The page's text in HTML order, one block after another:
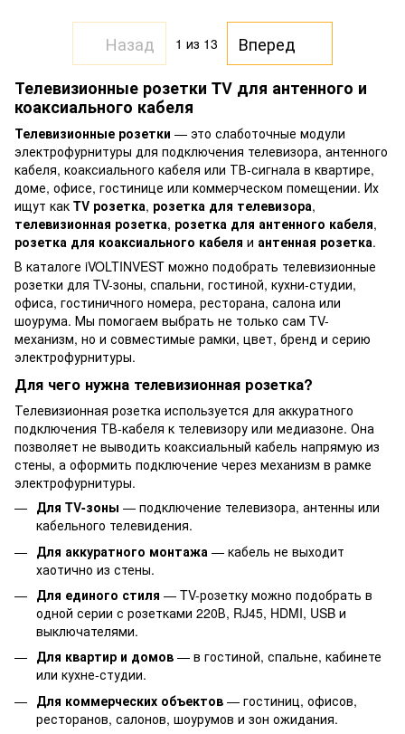
Назад 1 из 13
Вперед
Телевизионные розетки TV для антенного и
коаксиального кабеля
Телевизионные розетки — это слаботочные модули
электрофурнитуры для подключения телевизора, антенного
кабеля, коаксиального кабеля или ТВ-сигнала в квартире,
доме, офисе, гостинице или коммерческом помещении. Их
ищут как TV розетка, розетка для телевизора,
телевизионная розетка, розетка для антенного кабеля,
розетка для коаксиального кабеля и антенная розетка.
В каталоге iVOLTINVEST можно подобрать телевизионные
розетки для TV-зоны, спальни, гостиной, кухни-студии,
офиса, гостиничного номера, ресторана, салона или
шоурума. Мы помогаем выбрать не только сам TV-
механизм, но и совместимые рамки, цвет, бренд и серию
электрофурнитуры.
Для чего нужна телевизионная розетка?
Телевизионная розетка используется для аккуратного
подключения ТВ-кабеля к телевизору или медиазоне. Она
позволяет не выводить коаксиальный кабель напрямую из
стены, а оформить подключение через механизм в рамке
электрофурнитуры.
Для TV-зоны — подключение телевизора, антенны или
кабельного телевидения.
Для аккуратного монтажа — кабель не выходит
хаотично из стены.
Для единого стиля — TV-розетку можно подобрать в
одной серии с розетками 220В, RJ45, HDMI, USB и
выключателями.
Для квартир и домов — в гостиной, спальне, кабинете
или кухне-студии.
Для коммерческих объектов — гостиниц, офисов,
ресторанов, салонов, шоурумов и зон ожидания.